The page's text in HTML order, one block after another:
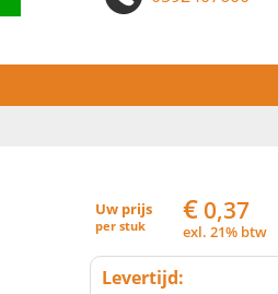
Uw prijs
per stuk €0,37
exl. 21% btw
Levertijd: